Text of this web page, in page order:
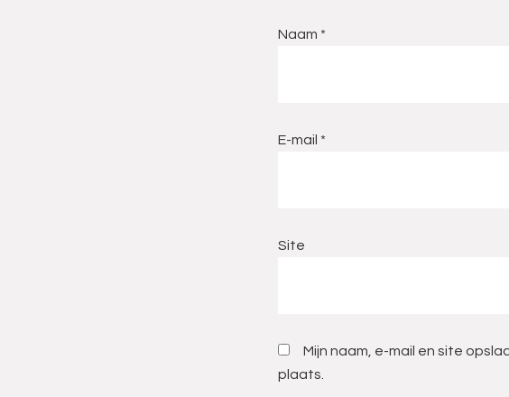
Naam *
E-mail *
Site
Mijn naam, e-mail en site
plaats.